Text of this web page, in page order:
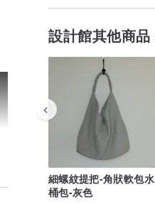
設計館其他商品
細螺紋提把-角狀軟包水
桶包-灰色